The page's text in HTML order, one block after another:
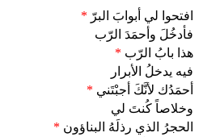
افتحوا لي أبوابَ البرّ *
فأدخُلَ وأحمَدَ الرّب
هذا بابُ الرّب *
فيه يدخلُ الأبرار
أحمَدُك لأنَّكَ أجبْتَني *
وخلاصاً كُنتَ لي
الحجرُ الذي رذلَهُ البناؤون *